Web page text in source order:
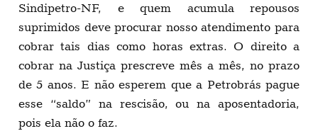
Sindipetro-NF, e quem acumula repousos
suprimidos deve procurar nosso atendimento para
cobrar tais dias como horas extras. O direito a
cobrar na Justiça prescreve mês a mês, no prazo
de 5 anos. E não esperem que a Petrobrás pague
esse “saldo” na rescisão, ou na aposentadoria,
pois ela não o faz.